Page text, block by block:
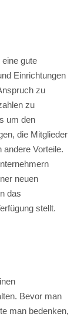
gute
Einrichtungen
zu
zu
um den
die Mitglieder
andere Vorteile.
neuen
das
stellt.
Bevor man
man bedenken,